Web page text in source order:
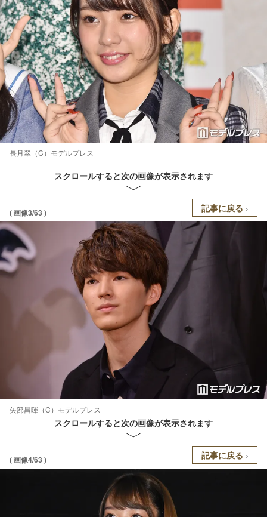
長月翠（C）モデルプレス
スクロールすると次の画像が表示されます
( 画像3/63 ) 記事に戻る
矢部昌暉（C）モデルプレス
スクロールすると次の画像が表示されます
( 画像4/63 ) 記事に戻る